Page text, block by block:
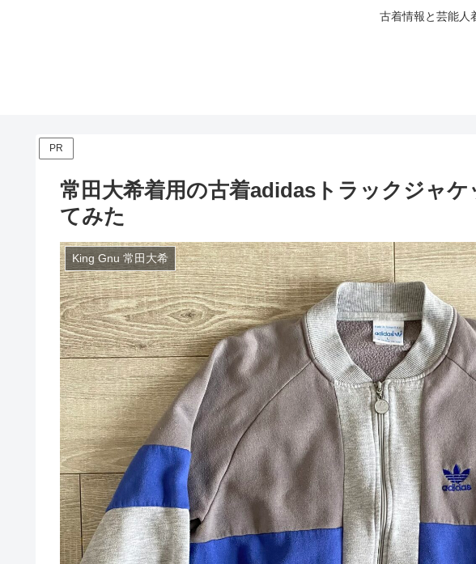
古着情報と芸能人
PR
常田大希着用の古着adidasトラックジャ
てみた
King Gnu 常田大希